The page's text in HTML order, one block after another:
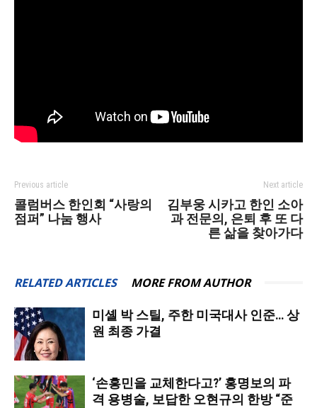
Previous article
콜럼버스 한인회 “사랑의
점퍼” 나눔 행사
Next article
김부웅 시카고 한인 소아
과 전문의, 은퇴 후 또 다
른 삶을 찾아가다
RELATED ARTICLES MORE FROM AUTHOR
미셸 박 스틸, 주한 미국대사 인준… 상
원 최종 가결
‘손흥민을 교체한다고?’ 홍명보의 파
격 용병술, 보답한 오현규의 한방 “준